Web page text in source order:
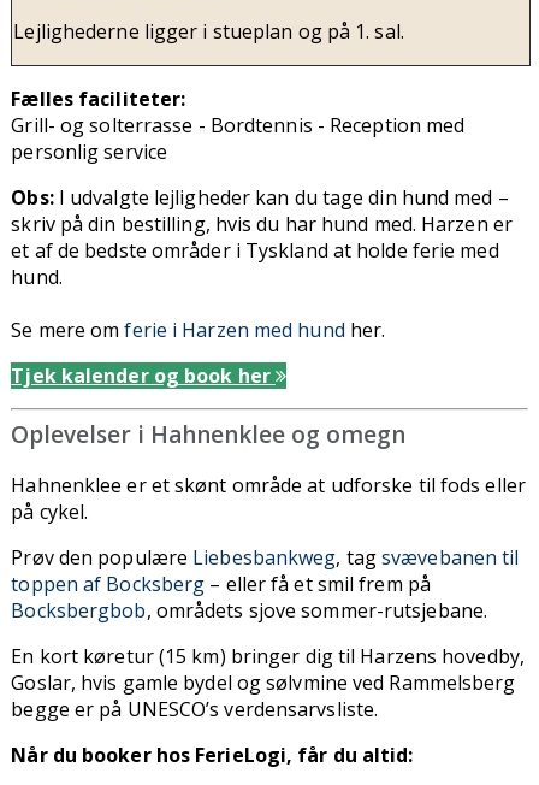
Lejlighederne ligger i stueplan og på 1. sal.
Fælles faciliteter:
Grill- og solterrasse - Bordtennis - Reception med
personlig service
Obs:I udvalgte lejligheder kan du tage din hund med –
skriv på din bestilling, hvis du har hund med. Harzen er
et af de bedste områder i Tyskland at holde ferie med
hund.
Se mere omferie i Harzen med hund her.
Tjek kalender og book her
Oplevelser i Hahnenklee og omegn
Hahnenklee er et skønt område at udforske til fods eller
på cykel.
Prøv den populære Liebesbankweg, tagsvævebanen til
toppen af Bocksberg – eller få et smil frem på
Bocksbergbob, områdets sjove sommer-rutsjebane.
En kort køretur (15 km) bringer dig til Harzens hovedby,
Goslar, hvis gamle bydel og sølvmine ved Rammelsberg
begge er på UNESCO’s verdensarvsliste.
Når du booker hos FerieLogi, får du altid: